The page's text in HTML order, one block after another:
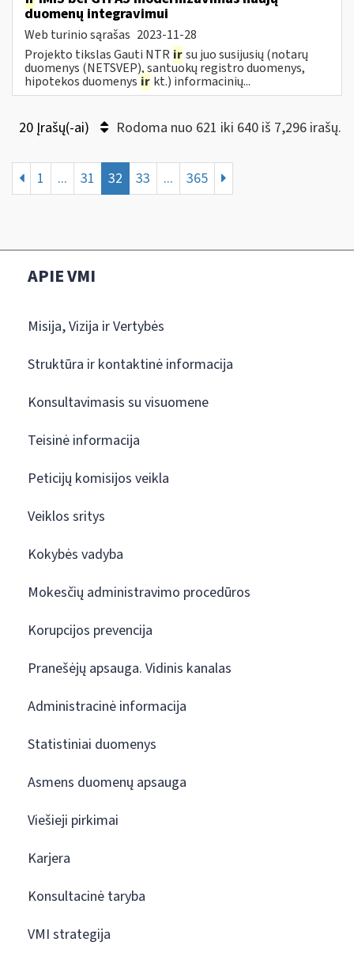
duomenų integravimui
Web turinio sąrašas 2023-11-28
Projekto tikslas Gauti NTR irsu juo susijusių (notarų
duomenys (NETSVEP), santuokų registro duomenys,
hipotekos duomenys ir kt.) informacinių...
20 Įrašų(-ai) Rodoma nuo 621 iki 640 iš 7,296 irašų.
1 ... 31 32 33 ... 365
APIE VMI
Misija, Vizija ir Vertybės
Struktūra ir kontaktinė informacija
Konsultavimasis su visuomene
Teisinė informacija
Peticijų komisijos veikla
Veiklos sritys
Kokybės vadyba
Mokesčių administravimo procedūros
Korupcijos prevencija
Pranešėjų apsauga. Vidinis kanalas
Administracinė informacija
Statistiniai duomenys
Asmens duomenų apsauga
Viešieji pirkimai
Karjera
Konsultacinė taryba
VMI strategija